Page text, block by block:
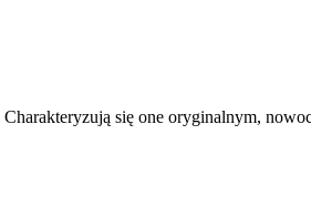
się one oryginalnym,